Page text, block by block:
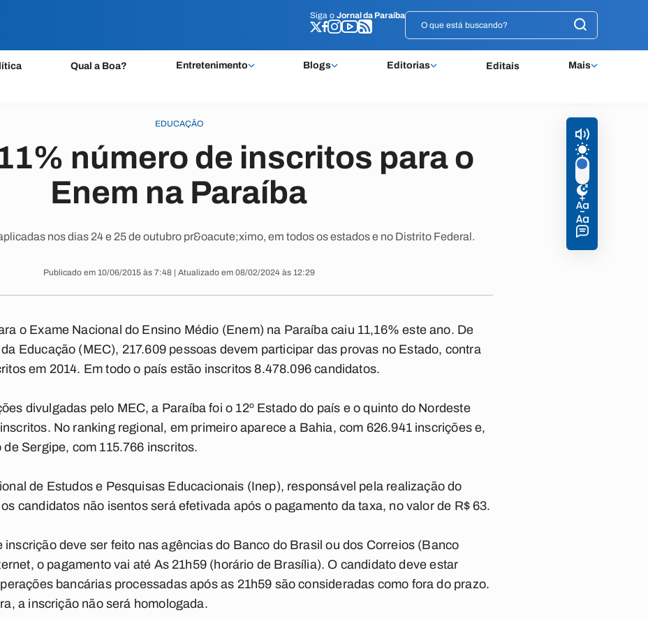
Siga o Jornal da Paraíba
Qual a Boa? Entretenimento Blogs Editorias Editais Mais
Siga o Jornal da Paraíba
EDUCAÇÃO
número de inscritos para o
Enem na Paraíba
nos dias 24 e 25 de outubro pr&oacute;ximo, em todos os estados e no Distrito Federal.
Publicado em 10/06/2015 às 7:48 | Atualizado em 08/02/2024 às 12:29
o Exame Nacional do Ensino Médio (Enem) na Paraíba caiu 11,16% este ano. De
Educação (MEC), 217.609 pessoas devem participar das provas no Estado, contra
em 2014. Em todo o país estão inscritos 8.478.096 candidatos.
divulgadas pelo MEC, a Paraíba foi o 12º Estado do país e o quinto do Nordeste
No ranking regional, em primeiro aparece a Bahia, com 626.941 inscrições e,
Sergipe, com 115.766 inscritos.
de Estudos e Pesquisas Educacionais (Inep), responsável pela realização do
candidatos não isentos será efetivada após o pagamento da taxa, no valor de R$ 63.
inscrição deve ser feito nas agências do Banco do Brasil ou dos Correios (Banco
o pagamento vai até As 21h59 (horário de Brasília). O candidato deve estar
bancárias processadas após as 21h59 são consideradas como fora do prazo.
a inscrição não será homologada.